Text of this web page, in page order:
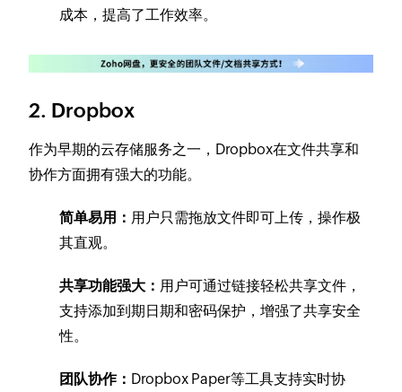
成本，提高了工作效率。
2. Dropbox
作为早期的云存储服务之一，Dropbox在文件共享和
协作方面拥有强大的功能。
简单易用： 用户只需拖放文件即可上传，操作极
其直观。
共享功能强大： 用户可通过链接轻松共享文件，
支持添加到期日期和密码保护，增强了共享安全
性。
团队协作： Dropbox Paper等工具支持实时协